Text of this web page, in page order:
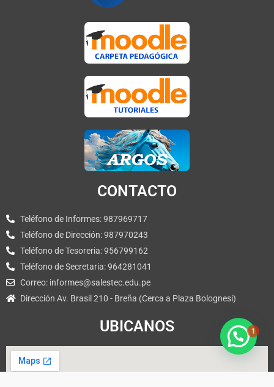
1
CONTACTO
Teléfono de Informes: 987969717
Teléfono de Dirección: 987970243
Teléfono de Tesoreria: 956799162
Teléfono de Secretaria: 964281041
Correo: informes@salestec.edu.pe
Dirección Av. Brasil 210 - Breña (Cerca a Plaza Bolognesi)
UBICANOS